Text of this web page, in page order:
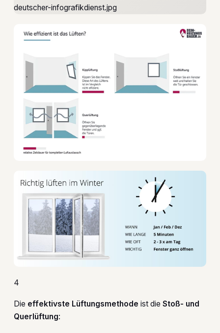
4
Die effektivste Lüftungsmethode ist die Stoß- und
Querlüftung: